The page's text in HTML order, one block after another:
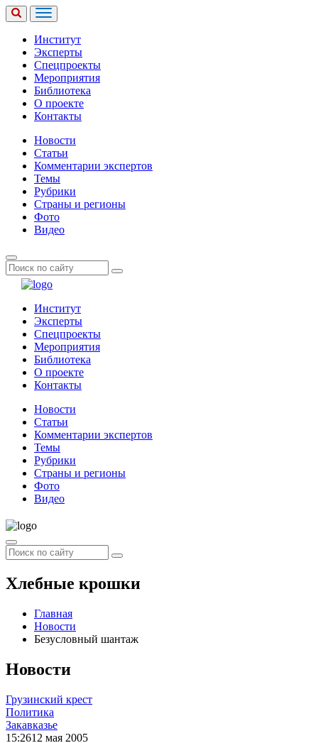
Институт
Эксперты
Спецпроекты
Мероприятия
Библиотека
О проекте
Контакты
Новости
Статьи
Комментарии экспертов
Темы
Рубрики
Страны и регионы
Фото
Видео
Институт
Эксперты
Спецпроекты
Мероприятия
Библиотека
О проекте
Контакты
Новости
Статьи
Комментарии экспертов
Темы
Рубрики
Страны и регионы
Фото
Видео
Хлебные крошки
Главная
Новости
Безусловный шантаж
Новости
Грузинский крест
Политика
Закавказье
15:2612 мая 2005